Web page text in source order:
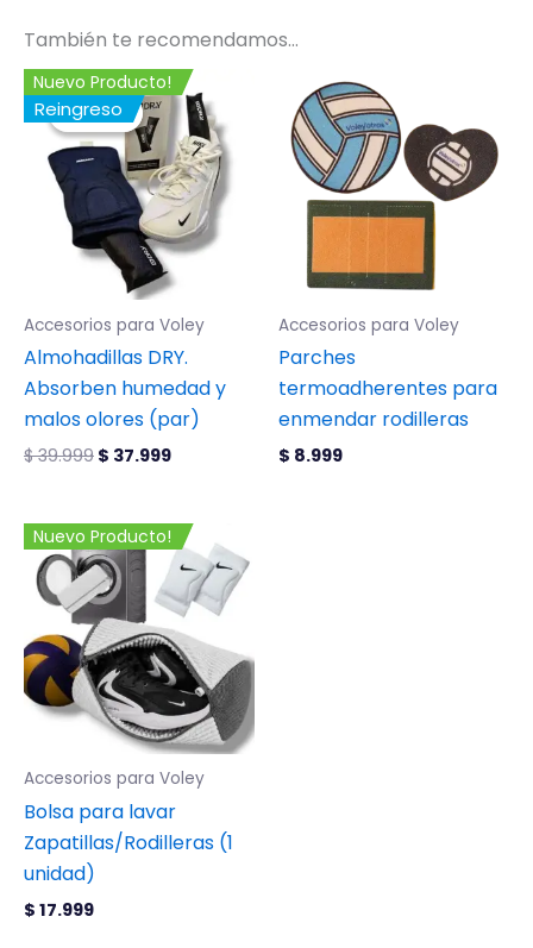
También te recomendamos…
¡Oferta!
Nuevo Producto!
Reingreso
¡Oferta!
Accesorios para Voley
Almohadillas DRY.
Absorben humedad y
malos olores (par)
$39.999
El
precio
original
era:
$ 39.999.
$ 37.999
precio
actual
es:
$ 37.999.
Accesorios para Voley
Parches
termoadherentes para
enmendar rodilleras
$ 8.999
Nuevo Producto!
Accesorios para Voley
Bolsa para lavar
Zapatillas/Rodilleras (1
unidad)
$ 17.999